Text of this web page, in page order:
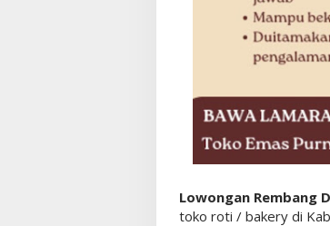
Lowongan Rembang
toko roti / bakery di